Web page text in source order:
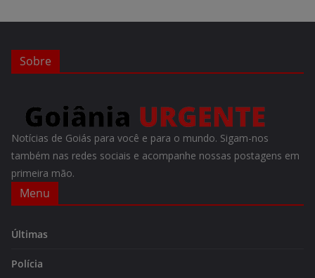
Sobre
Notícias de Goiás para você e para o mundo. Sigam-nos
também nas redes sociais e acompanhe nossas postagens em
primeira mão.
Menu
Últimas
Polícia